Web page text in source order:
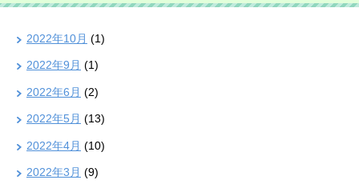
2022年10月 (1)
2022年9月 (1)
2022年6月 (2)
2022年5月 (13)
2022年4月 (10)
2022年3月 (9)